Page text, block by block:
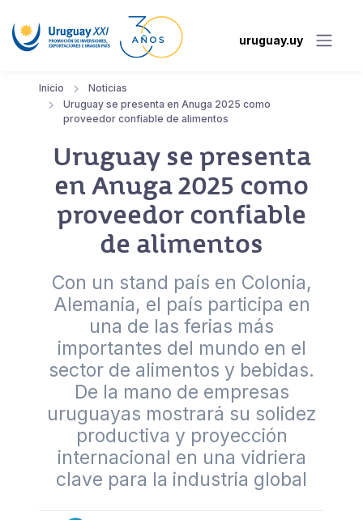
uruguay.uy
Inicio
Noticias
Uruguay se presenta en Anuga 2025 como
proveedor confiable de alimentos
Uruguay se presenta
en Anuga 2025 como
proveedor confiable
de alimentos
Con un stand país en Colonia,
Alemania, el país participa en
una de las ferias más
importantes del mundo en el
sector de alimentos y bebidas.
De la mano de empresas
uruguayas mostrará su solidez
productiva y proyección
internacional en una vidriera
clave para la industria global